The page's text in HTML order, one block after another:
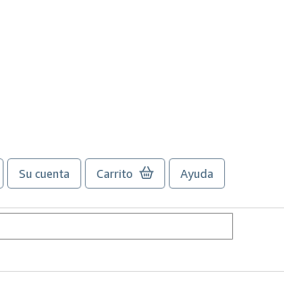
Su cuenta Carrito Ayuda